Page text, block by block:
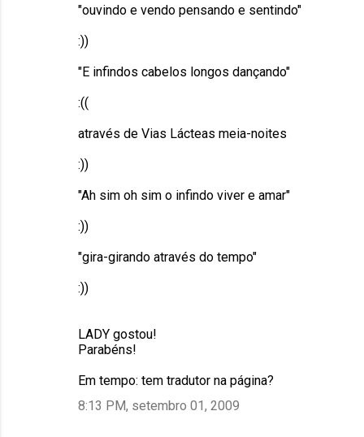
"ouvindo e vendo pensando e sentindo"
:))
"E infindos cabelos longos dançando"
:((
através de Vias Lácteas meia-noites
:))
"Ah sim oh sim o infindo viver e amar"
:))
"gira-girando através do tempo"
:))
LADY gostou!
Parabéns!
Em tempo: tem tradutor na página?
8:13 PM, setembro 01, 2009